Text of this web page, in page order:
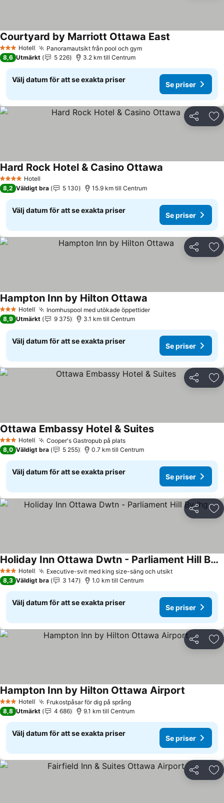
3 StjärnorHotell Panoramautsikt från pool och gym
Courtyard by Marriott Ottawa East
8,6 Utmärkt 5 226 3.2 km till Centrum
Välj datum för att se exakta priser
Se priser
Dela
4 StjärnorHotell
Hard Rock Hotel & Casino Ottawa
8,2 Väldigt bra 5 130 15.9 km till Centrum
Välj datum för att se exakta priser
Se priser
Dela
3 StjärnorHotell Inomhuspool med utökade öppettider
Hampton Inn by Hilton Ottawa
8,9 Utmärkt 9 375 3.1 km till Centrum
Välj datum för att se exakta priser
Se priser
Dela
3 StjärnorHotell Cooper's Gastropub på plats
Ottawa Embassy Hotel & Suites
8,0 Väldigt bra 5 255 0.7 km till Centrum
Välj datum för att se exakta priser
Se priser
Dela
3 StjärnorHotell Executive-svit med king size-säng och utsikt
Holiday Inn Ottawa Dwtn - Parliament Hill By Ihg
8,3 Väldigt bra 3 147 1.0 km till Centrum
Välj datum för att se exakta priser
Se priser
Dela
3 StjärnorHotell Frukostpåsar för dig på språng
Hampton Inn by Hilton Ottawa Airport
8,8 Utmärkt 4 686 9.1 km till Centrum
Välj datum för att se exakta priser
Se priser
Dela